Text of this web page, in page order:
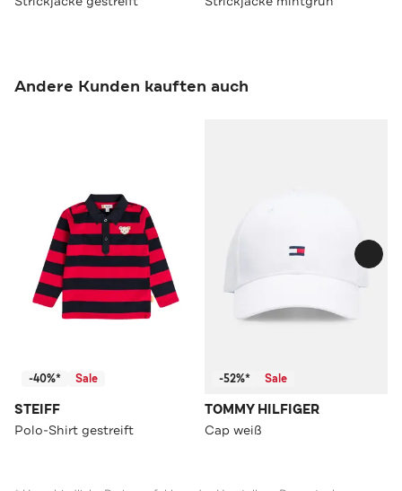
Andere Kunden kauften auch
-40%* Sale
STEIFF
Polo-Shirt gestreift
-52%* Sale
TOMMY HILFIGER
Cap weiß